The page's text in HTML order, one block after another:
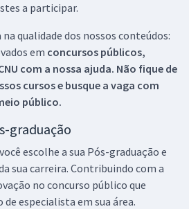
a participar.
qualidade dos nossos conteúdos:
em concursos públicos,
com a nossa ajuda. Não fique de
cursos e busque a vaga com
público.
graduação
escolhe a sua Pós-graduação e
sua carreira. Contribuindo com a
no concurso público que
especialista em sua área.